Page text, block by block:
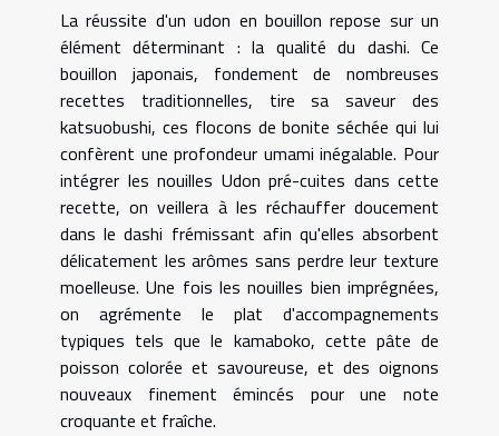
La réussite d'un udon en bouillon repose sur un
élément déterminant : la qualité du dashi. Ce
bouillon japonais, fondement de nombreuses
recettes traditionnelles, tire sa saveur des
katsuobushi, ces flocons de bonite séchée qui lui
confèrent une profondeur umami inégalable. Pour
intégrer les nouilles Udon pré-cuites dans cette
recette, on veillera à les réchauffer doucement
dans le dashi frémissant afin qu'elles absorbent
délicatement les arômes sans perdre leur texture
moelleuse. Une fois les nouilles bien imprégnées,
on agrémente le plat d'accompagnements
typiques tels que le kamaboko, cette pâte de
poisson colorée et savoureuse, et des oignons
nouveaux finement émincés pour une note
croquante et fraîche.